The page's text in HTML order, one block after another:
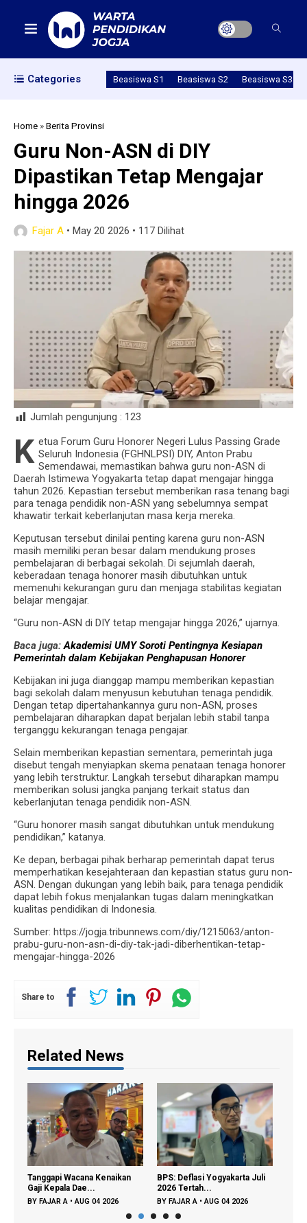
Categories Beasiswa S1 Beasiswa S2 Beasiswa S3
Home »Berita Provinsi
Guru Non-ASN di DIY
Dipastikan Tetap Mengajar
hingga 2026
Fajar A • May 20 2026 • 117 Dilihat
Jumlah pengunjung : 123
K etua Forum Guru Honorer Negeri Lulus Passing Grade
Seluruh Indonesia (FGHNLPSI) DIY, Anton Prabu
Semendawai, memastikan bahwa guru non-ASN di
Daerah Istimewa Yogyakarta tetap dapat mengajar hingga
tahun 2026. Kepastian tersebut memberikan rasa tenang bagi
para tenaga pendidik non-ASN yang sebelumnya sempat
khawatir terkait keberlanjutan masa kerja mereka.
Keputusan tersebut dinilai penting karena guru non-ASN
masih memiliki peran besar dalam mendukung proses
pembelajaran di berbagai sekolah. Di sejumlah daerah,
keberadaan tenaga honorer masih dibutuhkan untuk
memenuhi kekurangan guru dan menjaga stabilitas kegiatan
belajar mengajar.
“Guru non-ASN di DIY tetap mengajar hingga 2026,” ujarnya.
Baca juga: Akademisi UMY Soroti Pentingnya Kesiapan
Pemerintah dalam Kebijakan Penghapusan Honorer
Kebijakan ini juga dianggap mampu memberikan kepastian
bagi sekolah dalam menyusun kebutuhan tenaga pendidik.
Dengan tetap dipertahankannya guru non-ASN, proses
pembelajaran diharapkan dapat berjalan lebih stabil tanpa
terganggu kekurangan tenaga pengajar.
Selain memberikan kepastian sementara, pemerintah juga
disebut tengah menyiapkan skema penataan tenaga honorer
yang lebih terstruktur. Langkah tersebut diharapkan mampu
memberikan solusi jangka panjang terkait status dan
keberlanjutan tenaga pendidik non-ASN.
“Guru honorer masih sangat dibutuhkan untuk mendukung
pendidikan,” katanya.
Ke depan, berbagai pihak berharap pemerintah dapat terus
memperhatikan kesejahteraan dan kepastian status guru non-
ASN. Dengan dukungan yang lebih baik, para tenaga pendidik
dapat lebih fokus menjalankan tugas dalam meningkatkan
kualitas pendidikan di Indonesia.
Sumber: https://jogja.tribunnews.com/diy/1215063/anton-
prabu-guru-non-asn-di-diy-tak-jadi-diberhentikan-tetap-
mengajar-hingga-2026
Share to
Related News
Tanggapi Wacana Kenaikan
Gaji Kepala Dae...
BY FAJAR A •AUG 04 2026
BPS: Deflasi Yogyakarta Juli
2026 Tertah...
BY FAJAR A •AUG 04 2026